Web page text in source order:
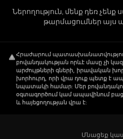
Ներողություն, մենք դեռ չենք
թարմացումներ այս
Հրաժարում
բովանդակության որևէ մասը չի
արժույթների գների, իրավական
խորհուրդ, որի վրա դուք պետք է
նպատակի համար: Մեր
օգտագործում կամ ապավինում
և հայեցողության վրա է:
Մնացեք